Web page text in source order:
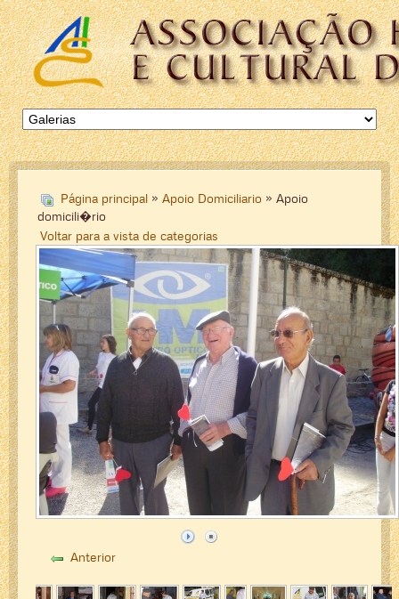
Página principal » Apoio Domiciliario » Apoio
domicili�rio
Voltar para a vista de categorias
Anterior